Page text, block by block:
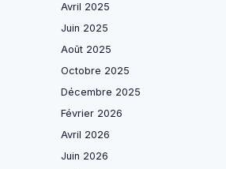
Avril 2025
Juin 2025
Août 2025
Octobre 2025
Décembre 2025
Février 2026
Avril 2026
Juin 2026